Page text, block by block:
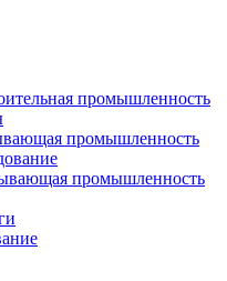
промышленность
промышленность
промышленность